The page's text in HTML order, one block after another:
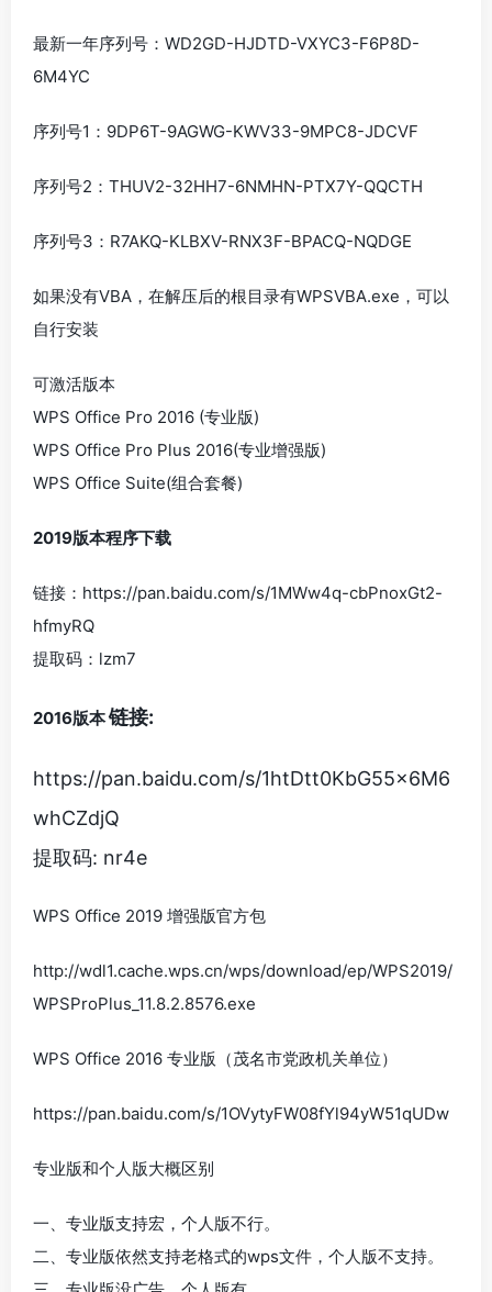
最新一年序列号：WD2GD-HJDTD-VXYC3-F6P8D-
6M4YC
序列号1：9DP6T-9AGWG-KWV33-9MPC8-JDCVF
序列号2：THUV2-32HH7-6NMHN-PTX7Y-QQCTH
序列号3：R7AKQ-KLBXV-RNX3F-BPACQ-NQDGE
如果没有VBA，在解压后的根目录有WPSVBA.exe，可以
自行安装
可激活版本
WPS Office Pro 2016 (专业版)
WPS Office Pro Plus 2016(专业增强版)
WPS Office Suite(组合套餐)
2019版本程序下载
链接：https://pan.baidu.com/s/1MWw4q-cbPnoxGt2-
hfmyRQ
提取码：lzm7
2016版本链接:
https://pan.baidu.com/s/1htDtt0KbG55x6M6
whCZdjQ
提取码: nr4e
WPS Office 2019 增强版官方包
http://wdl1.cache.wps.cn/wps/download/ep/WPS2019/
WPSProPlus_11.8.2.8576.exe
WPS Office 2016 专业版（茂名市党政机关单位）
https://pan.baidu.com/s/1OVytyFW08fYl94yW51qUDw
专业版和个人版大概区别
一、专业版支持宏，个人版不行。
二、专业版依然支持老格式的wps文件，个人版不支持。